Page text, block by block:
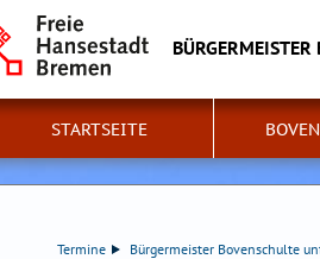
BÜRGERMEISTER
STARTSEITE
Termine Bürgermeister Bovenschulte